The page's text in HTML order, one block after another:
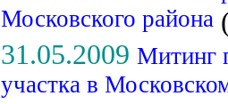
Московского района
31.05.2009 Митинг
участка в